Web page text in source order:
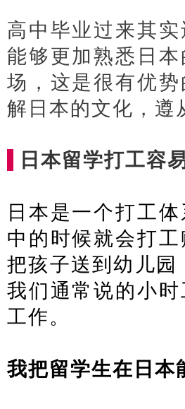
高中毕业过来其
能够更加熟悉日
场，这是很有优
解日本的文化，遵
日本留学打工容
日本是一个打工
中的时候就会打
把孩子送到幼儿
我们通常说的小
工作。
我把留学生在日本